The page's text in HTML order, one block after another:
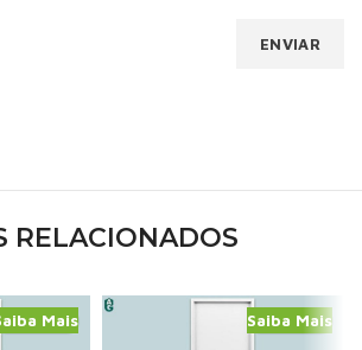
RELACIONADOS
Mais Saiba Mais